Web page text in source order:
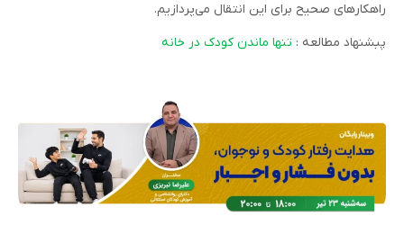
راهکارهای صحیح برای این انتقال می‌پردازیم.
پبشنهاد مطالعه : تنها ماندن کودک در خانه